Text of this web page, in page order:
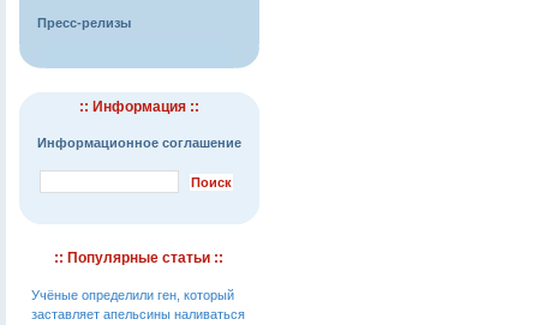
Пресс-релизы
:: Информация ::
Информационное соглашение
:: Популярные статьи ::
Учёные определили ген, который
заставляет апельсины наливаться